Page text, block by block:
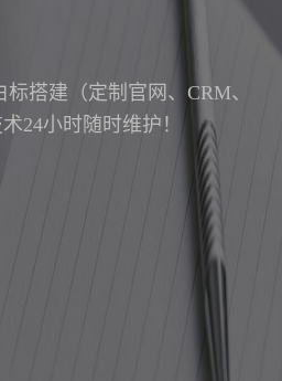
搭建（定制官网、CRM、
24小时随时维护！